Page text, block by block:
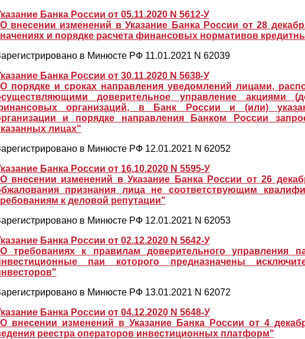
Банка России от 05.11.2020 N 5612-У
внесении изменений в Указание Банка России от 28
и порядке расчета финансовых нормативов
в Минюсте РФ 11.01.2021 N 62039
Банка России от 30.11.2020 N 5638-У
порядке и сроках направления уведомлений лицами,
доверительное управление акциями
организаций, в Банк России и (или)
и порядке направления Банком России
лицах"
в Минюсте РФ 12.01.2021 N 62052
Банка России от 16.10.2020 N 5595-У
внесении изменений в Указание Банка России от 26
признания лица не соответствующим
к деловой репутации"
в Минюсте РФ 12.01.2021 N 62053
Банка России от 02.12.2020 N 5642-У
требованиях к правилам доверительного управления
паи которого предназначены
в Минюсте РФ 13.01.2021 N 62072
Банка России от 04.12.2020 N 5648-У
внесении изменений в Указание Банка России от 4
реестра операторов инвестиционных платформ"